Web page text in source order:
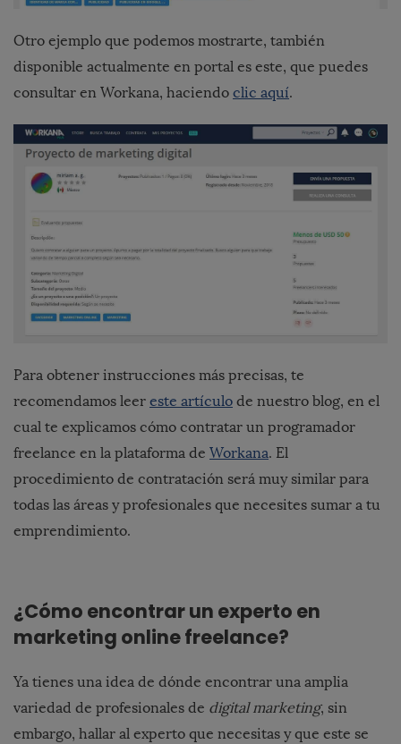
Otro ejemplo que podemos mostrarte, también
disponible actualmente en portal es este, que puedes
consultar en Workana, haciendo clic aquí.
Para obtener instrucciones más precisas, te
recomendamos leer este artículo de nuestro blog, en el
cual te explicamos cómo contratar un programador
freelance en la plataforma de Workana. El
procedimiento de contratación será muy similar para
todas las áreas y profesionales que necesites sumar a tu
emprendimiento.
¿Cómo encontrar un experto en
marketing online freelance?
Ya tienes una idea de dónde encontrar una amplia
variedad de profesionales de digital marketing, sin
embargo, hallar al experto que necesitas y que este se